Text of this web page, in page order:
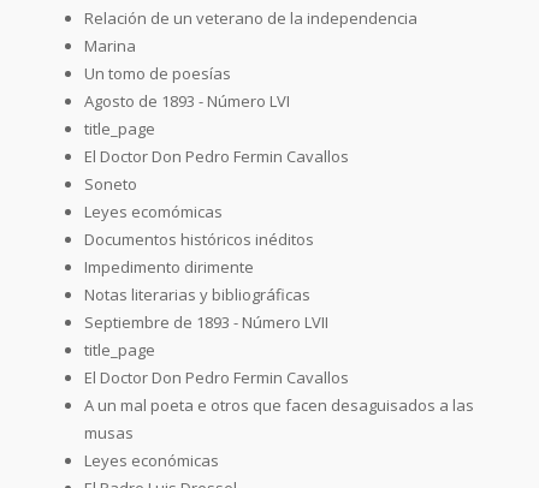
Relación de un veterano de la independencia
Marina
Un tomo de poesías
Agosto de 1893 - Número LVI
title_page
El Doctor Don Pedro Fermin Cavallos
Soneto
Leyes ecomómicas
Documentos históricos inéditos
Impedimento dirimente
Notas literarias y bibliográficas
Septiembre de 1893 - Número LVII
title_page
El Doctor Don Pedro Fermin Cavallos
A un mal poeta e otros que facen desaguisados a las
musas
Leyes económicas